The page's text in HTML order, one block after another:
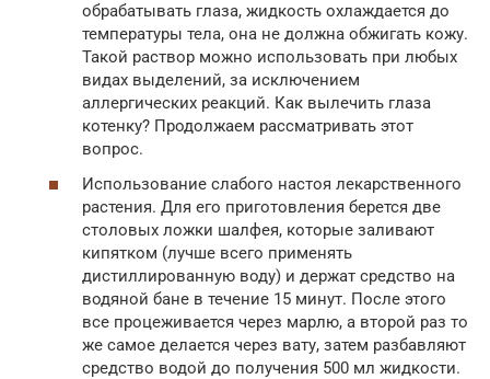
обрабатывать глаза, жидкость охлаждается до
температуры тела, она не должна обжигать кожу.
Такой раствор можно использовать при любых
видах выделений, за исключением
аллергических реакций. Как вылечить глаза
котенку? Продолжаем рассматривать этот
вопрос.
Использование слабого настоя лекарственного
растения. Для его приготовления берется две
столовых ложки шалфея, которые заливают
кипятком (лучше всего применять
дистиллированную воду) и держат средство на
водяной бане в течение 15 минут. После этого
все процеживается через марлю, а второй раз то
же самое делается через вату, затем разбавляют
средство водой до получения 500 мл жидкости.